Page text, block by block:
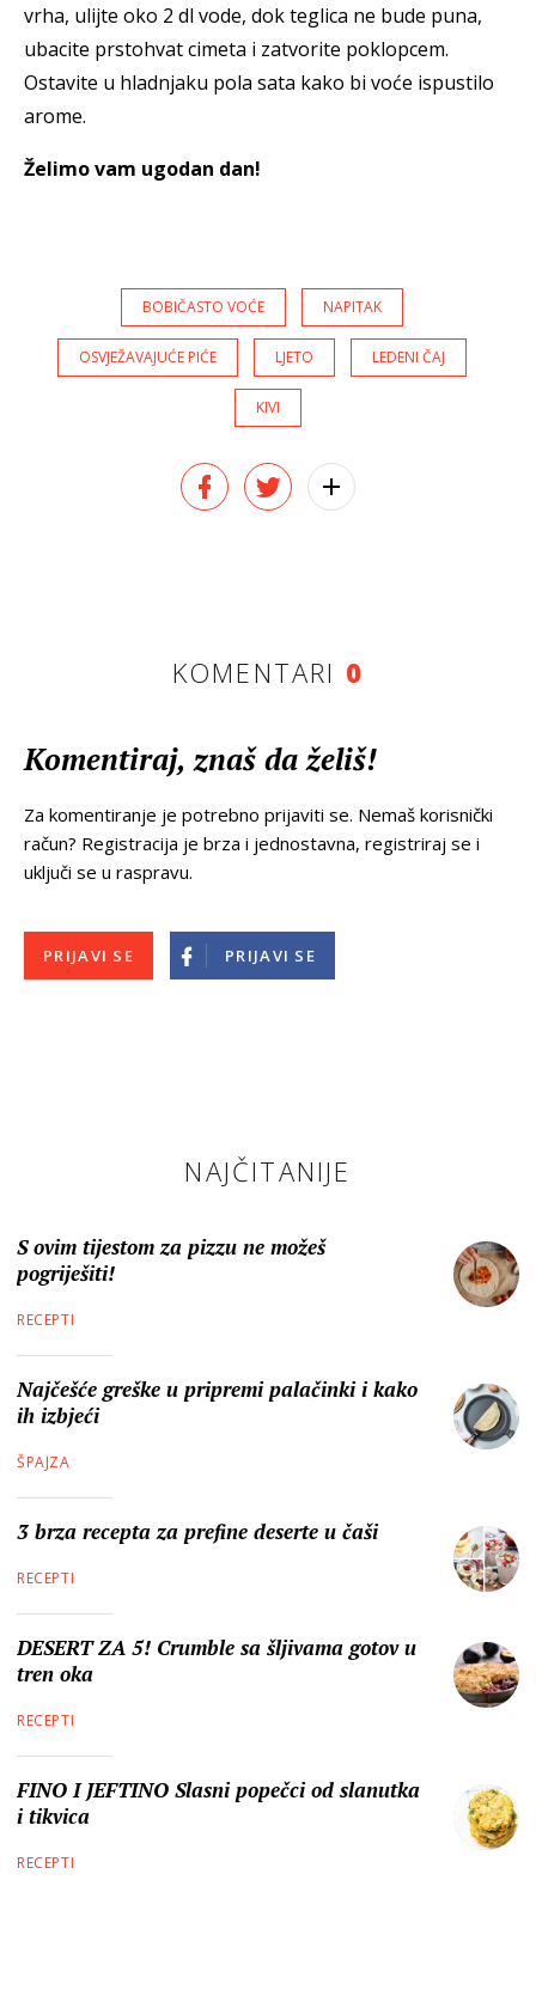
vrha, ulijte oko 2 dl vode, dok teglica ne bude puna,
ubacite prstohvat cimeta i zatvorite poklopcem.
Ostavite u hladnjaku pola sata kako bi voće ispustilo
arome.
Želimo vam ugodan dan!
BOBIČASTO VOĆE NAPITAK
OSVJEŽAVAJUĆE PIĆE LJETO LEDENI ČAJ
KIVI
KOMENTARI 0
Komentiraj, znaš da želiš!
Za komentiranje je potrebno prijaviti se. Nemaš korisnički
račun? Registracija je brza i jednostavna, registriraj se i
uključi se u raspravu.
PRIJAVI SE PRIJAVI SE
NAJČITANIJE
S ovim tijestom za pizzu ne možeš
pogriješiti!
RECEPTI
Najčešće greške u pripremi palačinki i kako
ih izbjeći
ŠPAJZA
3 brza recepta za prefine deserte u čaši
RECEPTI
DESERT ZA 5! Crumble sa šljivama gotov u
tren oka
RECEPTI
FINO I JEFTINO Slasni popečci od slanutka
i tikvica
RECEPTI